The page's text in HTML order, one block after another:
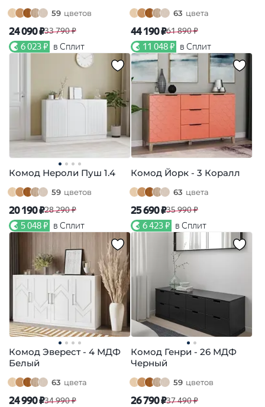
59 цветов
24 090 ₽33 790 ₽
6 023 ₽ в Сплит
63 цвета
44 190 ₽61 890 ₽
11 048 ₽ в Сплит
Комод Нероли Пуш 1.4
59 цветов
20 190 ₽28 290 ₽
5 048 ₽ в Сплит
Комод Йорк - 3 Коралл
63 цвета
25 690 ₽35 990 ₽
6 423 ₽ в Сплит
Комод Эверест - 4 МДФ
Белый
63 цвета
24 990 ₽34 990 ₽
Комод Генри - 26 МДФ
Черный
59 цветов
26 790 ₽37 490 ₽